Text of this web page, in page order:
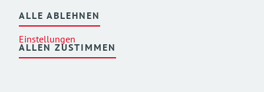
ALLE ABLEHNEN
Einstellungen
ALLEN ZUSTIMMEN
ABSCHICKEN